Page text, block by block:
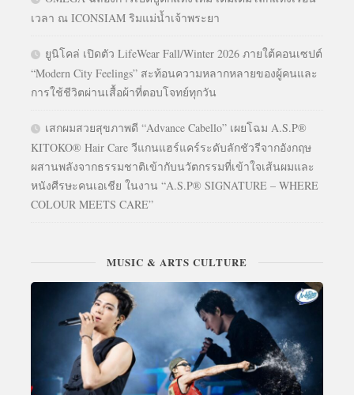
เวลา ณ ICONSIAM ริมแม่น้ำเจ้าพระยา
ยูนิโคล่ เปิดตัว LifeWear Fall/Winter 2026 ภายใต้คอนเซปต์
“Modern City Feelings” สะท้อนความหลากหลายของผู้คนและ
การใช้ชีวิตผ่านเสื้อผ้าที่ตอบโจทย์ทุกวัน
เสกผมสวยสุขภาพดี “Advance Cabello” เผยโฉม A.S.P®
KITOKO® Hair Care วีแกนแฮร์แคร์ระดับลักชัวรีจากอังกฤษ
ผสานพลังจากธรรมชาติเข้ากับนวัตกรรมที่เข้าใจเส้นผมและ
หนังศีรษะคนเอเชีย ในงาน “A.S.P® SIGNATURE – WHERE
COLOUR MEETS CARE”
MUSIC & ARTS CULTURE